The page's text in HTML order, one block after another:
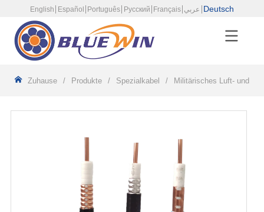
English Español Português Русский Français عربي Deutsch
Zuhause / Produkte / Spezialkabel / Militärisches Luft- und